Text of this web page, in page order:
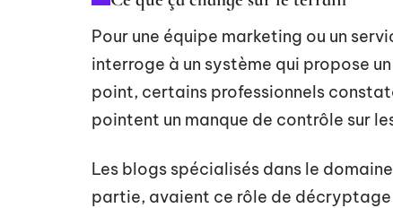
Pour une équipe marketing ou un
interroge à un système qui propose
point, certains professionnels
pointent un manque de contrôle sur
Les blogs spécialisés dans le
partie, avaient ce rôle de